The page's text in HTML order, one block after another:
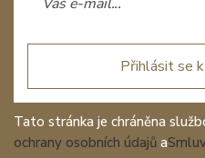
Přihlásit se
Tato stránka je chráněna
ochrany osobních údajů a